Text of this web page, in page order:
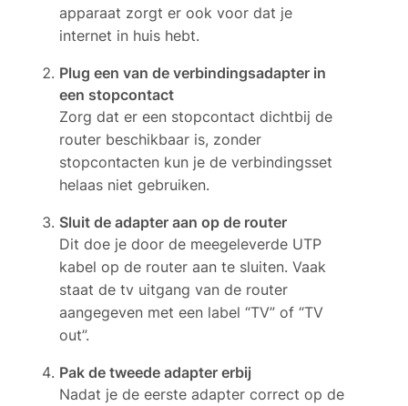
apparaat zorgt er ook voor dat je
internet in huis hebt.
Plug een van de verbindingsadapter in
een stopcontact
Zorg dat er een stopcontact dichtbij de
router beschikbaar is, zonder
stopcontacten kun je de verbindingsset
helaas niet gebruiken.
Sluit de adapter aan op de router
Dit doe je door de meegeleverde UTP
kabel op de router aan te sluiten. Vaak
staat de tv uitgang van de router
aangegeven met een label “TV” of “TV
out”.
Pak de tweede adapter erbij
Nadat je de eerste adapter correct op de